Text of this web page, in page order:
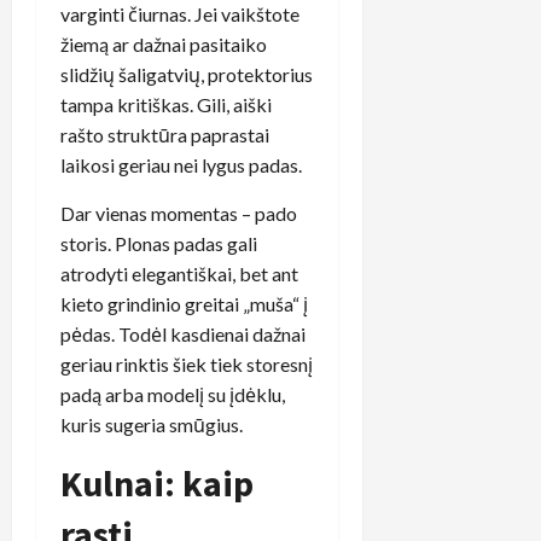
varginti čiurnas. Jei vaikštote
žiemą ar dažnai pasitaiko
slidžių šaligatvių, protektorius
tampa kritiškas. Gili, aiški
rašto struktūra paprastai
laikosi geriau nei lygus padas.
Dar vienas momentas – pado
storis. Plonas padas gali
atrodyti elegantiškai, bet ant
kieto grindinio greitai „muša“ į
pėdas. Todėl kasdienai dažnai
geriau rinktis šiek tiek storesnį
padą arba modelį su įdėklu,
kuris sugeria smūgius.
Kulnai: kaip